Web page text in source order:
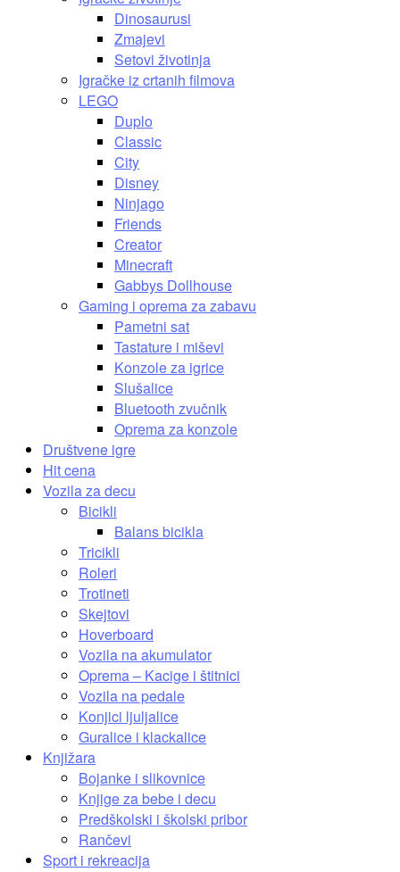
Dinosaurusi
Zmajevi
Setovi životinja
Igračke iz crtanih filmova
LEGO
Duplo
Classic
City
Disney
Ninjago
Friends
Creator
Minecraft
Gabbys Dollhouse
Gaming i oprema za zabavu
Pametni sat
Tastature i miševi
Konzole za igrice
Slušalice
Bluetooth zvučnik
Oprema za konzole
Društvene igre
Hit cena
Vozila za decu
Bicikli
Balans bicikla
Tricikli
Roleri
Trotineti
Skejtovi
Hoverboard
Vozila na akumulator
Oprema – Kacige i štitnici
Vozila na pedale
Konjici ljuljalice
Guralice i klackalice
Knjižara
Bojanke i slikovnice
Knjige za bebe i decu
Predškolski i školski pribor
Rančevi
Sport i rekreacija